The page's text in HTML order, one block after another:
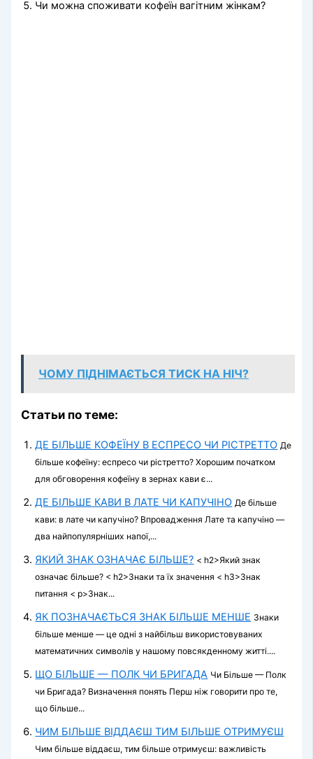
Чи можна споживати кофеїн вагітним жінкам?
ЧОМУ ПІДНІМАЄТЬСЯ ТИСК НА НІЧ?
Статьи по теме:
ДЕ БІЛЬШЕ КОФЕЇНУ В ЕСПРЕСО ЧИ РІСТРЕТТО Де
більше кофеїну: еспресо чи рістретто? Хорошим початком
для обговорення кофеїну в зернах кави є...
ДЕ БІЛЬШЕ КАВИ В ЛАТЕ ЧИ КАПУЧІНО Де більше
кави: в лате чи капучіно? Впровадження Лате та капучіно —
два найпопулярніших напої,...
ЯКИЙ ЗНАК ОЗНАЧАЄ БІЛЬШЕ? < h2>Який знак
означає більше? < h2>Знаки та їх значення < h3>Знак
питання < p>Знак...
ЯК ПОЗНАЧАЄТЬСЯ ЗНАК БІЛЬШЕ МЕНШЕ Знаки
більше менше — це одні з найбільш використовуваних
математичних символів у нашому повсякденному житті....
ЩО БІЛЬШЕ — ПОЛК ЧИ БРИГАДА Чи Більше — Полк
чи Бригада? Визначення понять Перш ніж говорити про те,
що більше...
ЧИМ БІЛЬШЕ ВІДДАЄШ ТИМ БІЛЬШЕ ОТРИМУЄШ
Чим більше віддаєш, тим більше отримуєш: важливість